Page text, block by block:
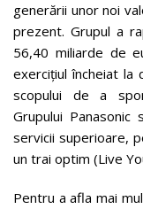
generării unor noi
prezent. Grupul a
56,40 miliarde de
exercițiul încheiat la
scopului de a
Grupului
servicii superioare,
un trai optim (Live
Pentru a afla mai